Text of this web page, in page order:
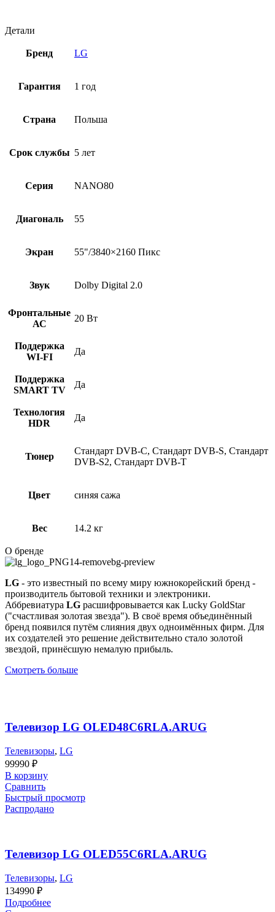
Детали
Бренд LG
Гарантия 1 год
Страна Польша
Срок службы 5 лет
Серия NANO80
Диагональ 55
Экран 55"/3840×2160 Пикс
Звук Dolby Digital 2.0
Фронтальные
АС
20 Вт
Поддержка
WI-FI
Да
Поддержка
SMART TV
Да
Технология
HDR
Да
Тюнер
Стандарт DVB-C, Стандарт DVB-S, Стандарт
DVB-S2, Стандарт DVB-T
Цвет синяя сажа
Вес 14.2 кг
О бренде
LG - это известный по всему миру южнокорейский бренд -
производитель бытовой техники и электроники.
Аббревиатура LG расшифровывается как Lucky GoldStar
("счастливая золотая звезда"). В своё время объединённый
бренд появился путём слияния двух одноимённых фирм. Для
их создателей это решение действительно стало золотой
звездой, принёсшую немалую прибыль.
Смотреть больше
Телевизор LG OLED48C6RLA.ARUG
Телевизоры, LG
99990 ₽
В корзину
Сравнить
Быстрый просмотр
Распродано
Телевизор LG OLED55C6RLA.ARUG
Телевизоры, LG
134990 ₽
Подробнее